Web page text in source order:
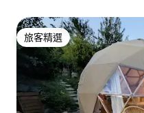
旅客精選
旅客精選